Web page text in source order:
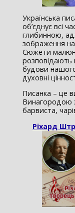
Українська
об’єднує всі
глибинною,
зображення
Сюжети
розповідають
будови
духовні
Писанка – це
Винагородою
барвиста,
Ріхард